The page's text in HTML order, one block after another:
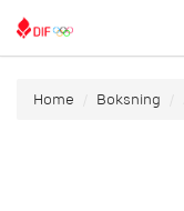
Home Boksning